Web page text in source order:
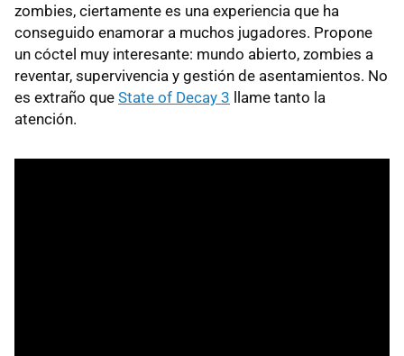
zombies, ciertamente es una experiencia que ha
conseguido enamorar a muchos jugadores. Propone
un cóctel muy interesante: mundo abierto, zombies a
reventar, supervivencia y gestión de asentamientos. No
es extraño que State of Decay 3 llame tanto la
atención.